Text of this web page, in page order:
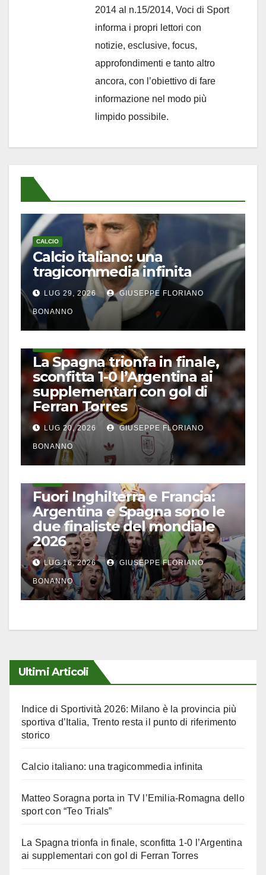
2014 al n.15/2014, Voci di Sport
informa i propri lettori con
notizie, esclusive, focus,
approfondimenti e tanto altro
ancora, con l’obiettivo di fare
informazione nel modo più
limpido possibile.
CALCIO
Calcio italiano: una
tragicommedia infinita
LUG 29, 2026 GIUSEPPE FLORIANO
BONANNO
La Spagna trionfa in finale,
sconfitta 1-0 l’Argentina ai
supplementari con gol di
Ferran Torres
LUG 20, 2026 GIUSEPPE FLORIANO
BONANNO
Fuori Inghilterra e Francia:
Argentina e Spagna sono le
due finaliste del mondiale
2026
LUG 16, 2026 GIUSEPPE FLORIANO
BONANNO
Ultimi Articoli
Indice di Sportività 2026: Milano è la provincia più
sportiva d’Italia, Trento resta il punto di riferimento
storico
Calcio italiano: una tragicommedia infinita
Matteo Soragna porta in TV l’Emilia-Romagna dello
sport con “Teo Trials”
La Spagna trionfa in finale, sconfitta 1-0 l’Argentina
ai supplementari con gol di Ferran Torres